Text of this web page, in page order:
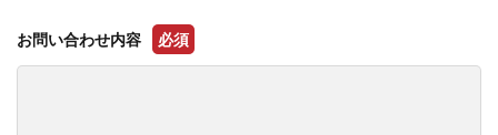
お問い合わせ内容 必須